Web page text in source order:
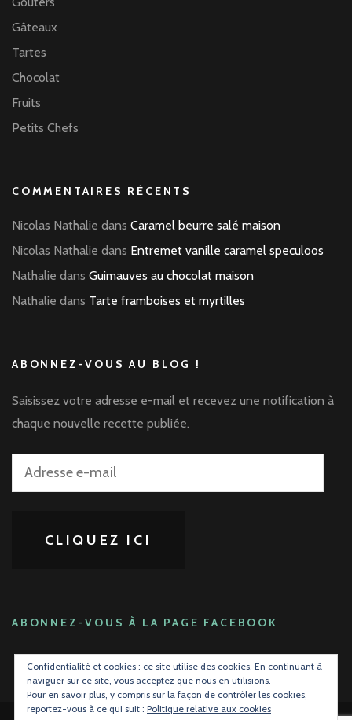
Gâteaux
Tartes
Chocolat
Fruits
Petits Chefs
COMMENTAIRES RÉCENTS
Nicolas Nathalie dans Caramel beurre salé maison
Nicolas Nathalie dans Entremet vanille caramel speculoos
Nathalie dans Guimauves au chocolat maison
Nathalie dans Tarte framboises et myrtilles
ABONNEZ-VOUS AU BLOG !
Saisissez votre adresse e-mail et recevez une notification à
chaque nouvelle recette publiée.
Adresse
CLIQUEZ ICI
ABONNEZ-VOUS À LA PAGE FACEBOOK
Confidentialité et cookies : ce site utilise des cookies. En continuant à
naviguer sur ce site, vous acceptez que nous en utilisions.
Pour en savoir plus, y compris sur la façon de contrôler les cookies,
reportez-vous à ce qui suit : Politique relative aux cookies